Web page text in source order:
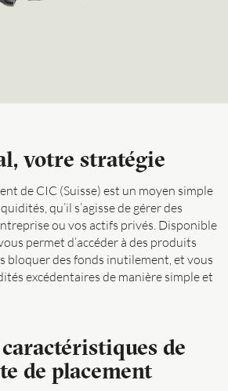
votre stratégie
de CIC (Suisse) est un moyen simple
qu’il s’agisse de gérer des
ou vos actifs privés. Disponible
permet d’accéder à des produits
bloquer des fonds inutilement, et vous
excédentaires de manière simple et
de
de placement